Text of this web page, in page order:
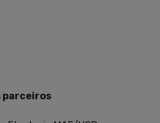
parceiros